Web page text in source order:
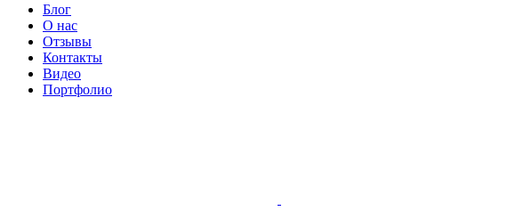
Блог
О нас
Отзывы
Контакты
Видео
Портфолио